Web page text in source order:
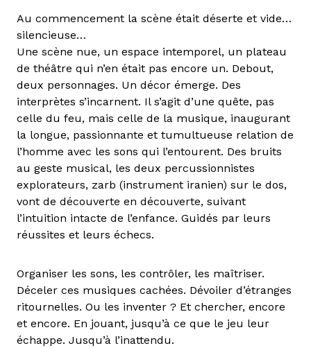
Au commencement la scène était déserte et vide…
silencieuse…
Une scène nue, un espace intemporel, un plateau
de théâtre qui n’en était pas encore un. Debout,
deux personnages. Un décor émerge. Des
interprètes s’incarnent. Il s’agit d’une quête, pas
celle du feu, mais celle de la musique, inaugurant
la longue, passionnante et tumultueuse relation de
l’homme avec les sons qui l’entourent. Des bruits
au geste musical, les deux percussionnistes
explorateurs, zarb (instrument iranien) sur le dos,
vont de découverte en découverte, suivant
l’intuition intacte de l’enfance. Guidés par leurs
réussites et leurs échecs.
Organiser les sons, les contrôler, les maîtriser.
Déceler ces musiques cachées. Dévoiler d’étranges
ritournelles. Ou les inventer ? Et chercher, encore
et encore. En jouant, jusqu’à ce que le jeu leur
échappe. Jusqu’à l’inattendu.